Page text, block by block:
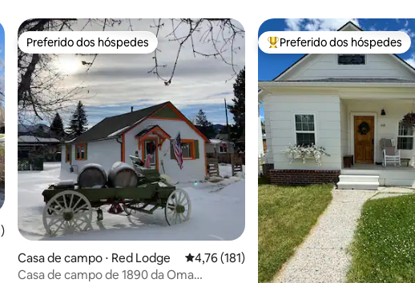
e ar-condicionado
avaliação média de 5, 51 avaliações
Preferido dos hóspedes
Preferido dos hóspedes
Casa de campo ⋅ Red Lodge 4,76 de uma avaliação média de 5, 181
4,76 (181)
Casa de campo de 1890 da Oma
Entre os melhores
Preferido dos hóspedes